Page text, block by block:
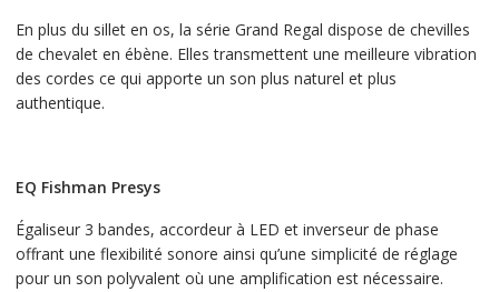
En plus du sillet en os, la série Grand Regal dispose de chevilles
de chevalet en ébène. Elles transmettent une meilleure vibration
des cordes ce qui apporte un son plus naturel et plus
authentique.
EQ Fishman Presys
Égaliseur 3 bandes, accordeur à LED et inverseur de phase
offrant une flexibilité sonore ainsi qu’une simplicité de réglage
pour un son polyvalent où une amplification est nécessaire.